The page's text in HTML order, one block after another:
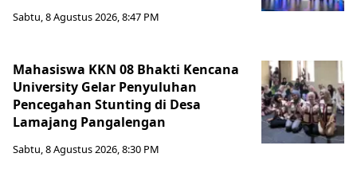
Sabtu, 8 Agustus 2026, 8:47 PM
Mahasiswa KKN 08 Bhakti Kencana
University Gelar Penyuluhan
Pencegahan Stunting di Desa
Lamajang Pangalengan
Sabtu, 8 Agustus 2026, 8:30 PM